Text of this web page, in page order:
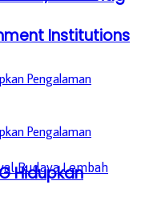
Hidupkan
Institutions